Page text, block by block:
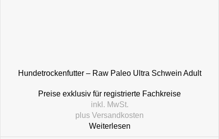
Hundetrockenfutter – Raw Paleo Ultra Schwein Adult
Preise exklusiv für registrierte Fachkreise
inkl. MwSt.
plus Versandkosten
Weiterlesen